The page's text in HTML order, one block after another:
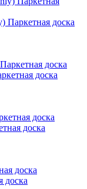
доска
доска
доска
доска